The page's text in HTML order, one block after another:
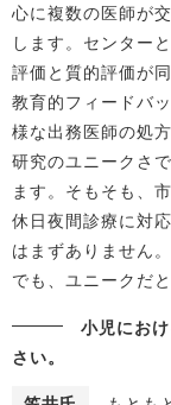
心に複数の医師が
します。センター
評価と質的評価が
教育的フィードバ
様な出務医師の処
研究のユニークさ
ます。そもそも、
休日夜間診療に対
はまずありません
でも、ユニークだと
小児にお
さい。